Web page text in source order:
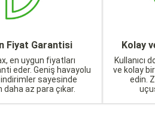
Fiyat Garantisi
en uygun fiyatları
eder. Geniş havayolu
indirimler sayesinde
az para çıkar.
Kolay
Kullanıcı
ve kolay
edin.